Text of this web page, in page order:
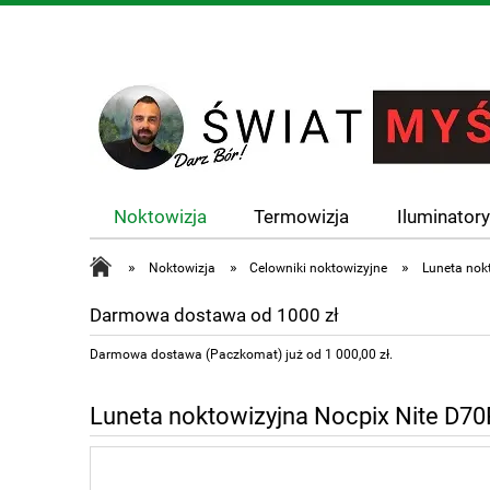
Noktowizja Termowizja Iluminatory
» Noktowizja » Celowniki noktowizyjne » Luneta
Darmowa dostawa od 1000 zł
Darmowa dostawa (Paczkomat) już od 1 000,00 zł.
Luneta noktowizyjna Nocpix Nite